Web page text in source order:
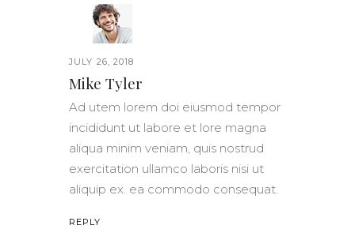
JULY 26, 2018
Mike Tyler
Ad utem lorem doi eiusmod tempor
incididunt ut labore et lore magna
aliqua minim veniam, quis nostrud
exercitation ullamco laboris nisi ut
aliquip ex. ea commodo consequat.
REPLY